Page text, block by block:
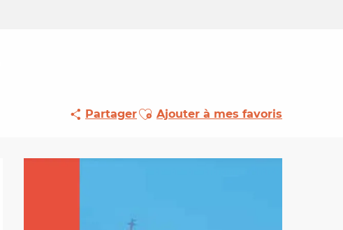
PartagerAjouter aux favoris
Ajouter à mes favoris